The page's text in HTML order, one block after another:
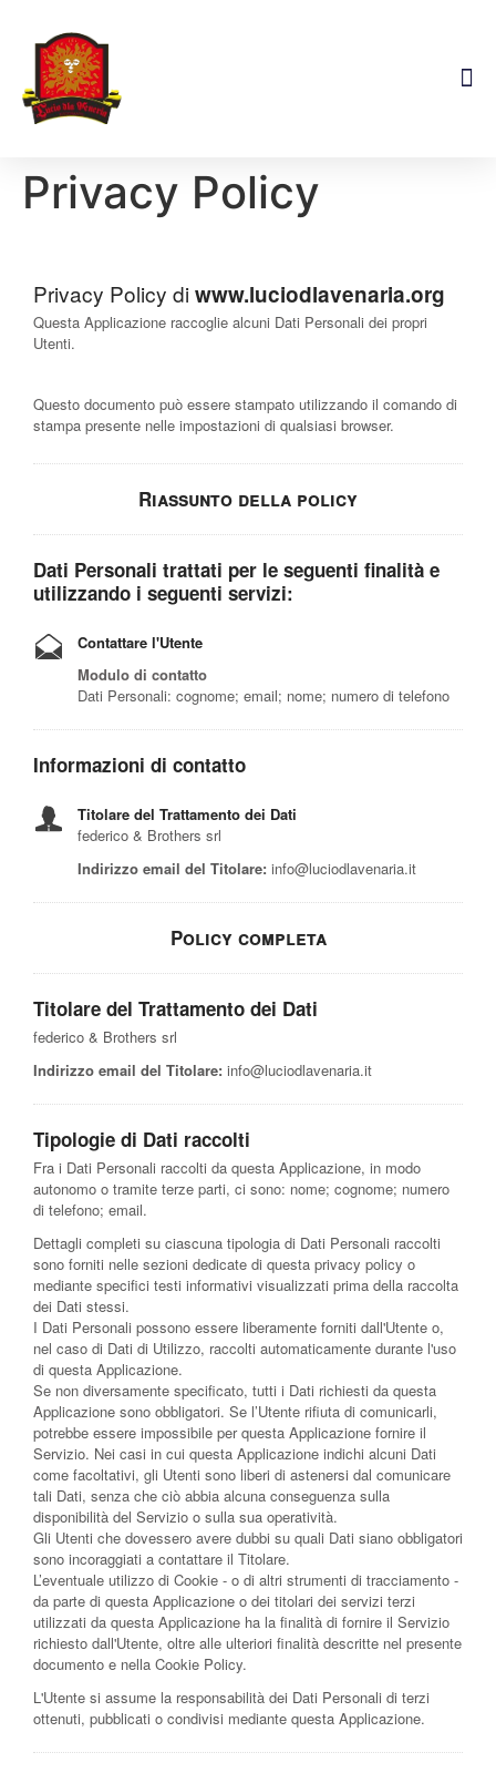
Privacy Policy
Privacy Policy di www.luciodlavenaria.org
Questa Applicazione raccoglie alcuni Dati Personali dei propri
Utenti.
Questo documento può essere stampato utilizzando il comando di
stampa presente nelle impostazioni di qualsiasi browser.
Riassunto della policy
Dati Personali trattati per le seguenti finalità e
utilizzando i seguenti servizi:
Contattare l'Utente
Modulo di contatto
Dati Personali: cognome; email; nome; numero di telefono
Informazioni di contatto
Titolare del Trattamento dei Dati
federico & Brothers srl
Indirizzo email del Titolare: info@luciodlavenaria.it
Policy completa
Titolare del Trattamento dei Dati
federico & Brothers srl
Indirizzo email del Titolare: info@luciodlavenaria.it
Tipologie di Dati raccolti
Fra i Dati Personali raccolti da questa Applicazione, in modo
autonomo o tramite terze parti, ci sono: nome; cognome; numero
di telefono; email.
Dettagli completi su ciascuna tipologia di Dati Personali raccolti
sono forniti nelle sezioni dedicate di questa privacy policy o
mediante specifici testi informativi visualizzati prima della raccolta
dei Dati stessi.
I Dati Personali possono essere liberamente forniti dall'Utente o,
nel caso di Dati di Utilizzo, raccolti automaticamente durante l'uso
di questa Applicazione.
Se non diversamente specificato, tutti i Dati richiesti da questa
Applicazione sono obbligatori. Se l’Utente rifiuta di comunicarli,
potrebbe essere impossibile per questa Applicazione fornire il
Servizio. Nei casi in cui questa Applicazione indichi alcuni Dati
come facoltativi, gli Utenti sono liberi di astenersi dal comunicare
tali Dati, senza che ciò abbia alcuna conseguenza sulla
disponibilità del Servizio o sulla sua operatività.
Gli Utenti che dovessero avere dubbi su quali Dati siano obbligatori
sono incoraggiati a contattare il Titolare.
L’eventuale utilizzo di Cookie - o di altri strumenti di tracciamento -
da parte di questa Applicazione o dei titolari dei servizi terzi
utilizzati da questa Applicazione ha la finalità di fornire il Servizio
richiesto dall'Utente, oltre alle ulteriori finalità descritte nel presente
documento e nella Cookie Policy.
L'Utente si assume la responsabilità dei Dati Personali di terzi
ottenuti, pubblicati o condivisi mediante questa Applicazione.